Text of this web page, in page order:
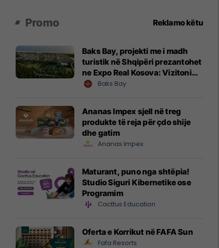
Promo Reklamo këtu
Baks Bay, projekti me i madh
turistik në Shqipëri prezantohet
ne Expo Real Kosova: Vizitoni
shtandin dhe zbuloni
Baks Bay
Ananas Impex sjell në treg
produkte të reja për çdo shije
dhe gatim
Ananas Impex
Maturant, puno nga shtëpia!
Studio Siguri Kibernetike ose
Programim
Cacttus Education
Oferta e Korrikut në FAFA Sun
Fafa Resorts